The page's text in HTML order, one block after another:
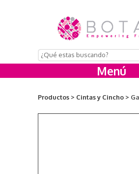
Menú
Productos > Cintas y Cincho >